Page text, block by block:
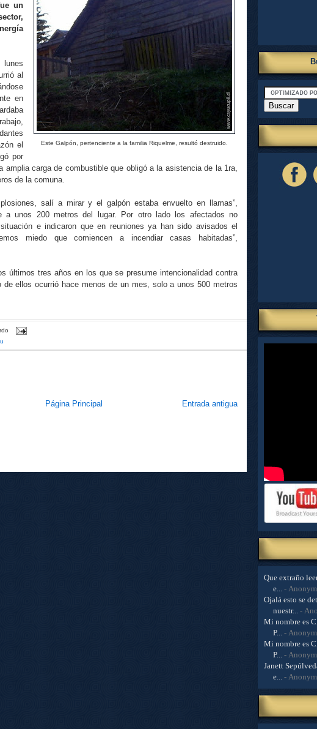
Este Galpón, pertenciente a la familia Riquelme, resultó destruido.
un
al
en
el
por
amplia carga de combustible que obligó a la asistencia de la 1ra,
de la comuna.
salí a mirar y el galpón estaba envuelto en llamas”,
a unos 200 metros del lugar. Por otro lado los afectados no
e indicaron que en reuniones ya han sido avisados el
miedo que comiencen a incendiar casas habitadas”,
últimos tres años en los que se presume intencionalidad contra
de ellos ocurrió hace menos de un mes, solo a unos 500 metros
Entrada antigua
Página Principal
Que extraño
e...-
Ojalá esto se
nuestr...-
Mi nombre es
P...-
Mi nombre es
P...-
Janett
e...-